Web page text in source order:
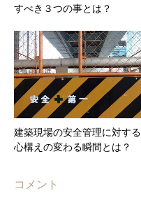
すべき３つの事とは？
建築現場の安全管理に対する
心構えの変わる瞬間とは？
コメント